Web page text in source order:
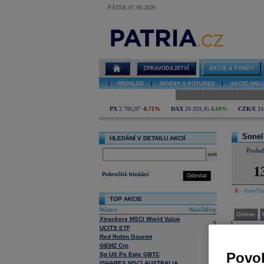
PÁTEK 07.08.2026
Sonel online
ZPRAVODAJSTVÍ AKCIE & FONDY
PŘEHLED INDEXY A FUTURES AKCIE
PX 2 785,07 -0,71% DAX 26 319,45 0,69% CZK/€
HLEDÁNÍ V DETAILU AKCIÍ
select
Odeslat
Pokročilé hledání
TOP AKCIE
Název
Návštěvy
Xtrackers MSCI World Value
UCITS ETF
5
Red Robin Gourmt
GEMZ Crp
Sp US Ps Eqty GBTC
Sonel
R - Real-
Online
Tato